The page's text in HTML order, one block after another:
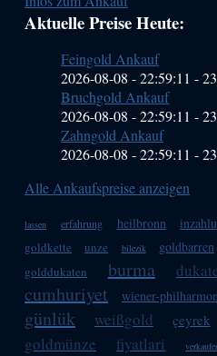
Sidebar
(Primary)
Aktuelle Preise Heute:
Feingold Ankauf
2026-08-08 - 22:59:11 -
Bruchgold Ankauf
2026-08-08 - 22:59:11 -
Zahngold Ankauf
2026-08-08 - 22:59:11 -
Alle Ankaufspreise anzeigen
lassen erfahrung heilbronn
goldkette unze bilezik goldbarren
golddukaten burma
cumhuriyet wiener-
günlük weißgold çeyrek
goldmünze fiyatlari